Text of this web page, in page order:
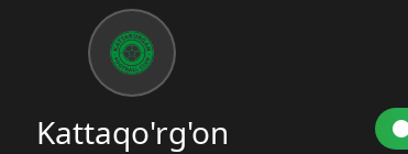
Kattaqo'rg'on